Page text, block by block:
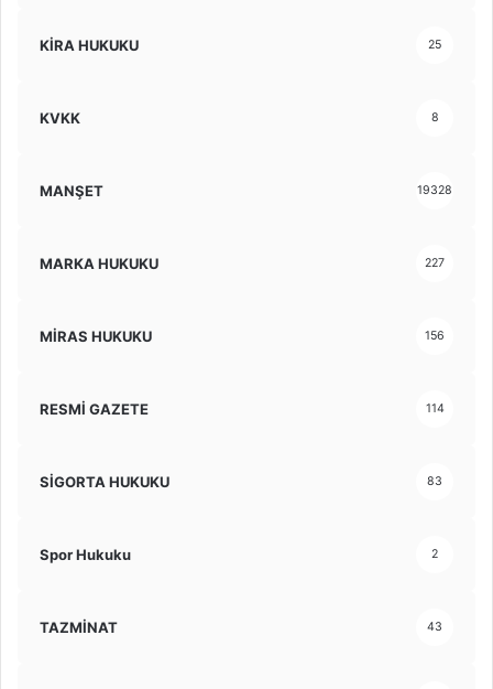
KİRA HUKUKU 25
KVKK 8
MANŞET 19328
MARKA HUKUKU 227
MİRAS HUKUKU 156
RESMİ GAZETE 114
SİGORTA HUKUKU 83
Spor Hukuku 2
TAZMİNAT 43